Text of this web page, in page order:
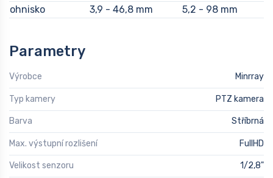
ohnisko 3,9 - 46,8 mm 5,2 - 98 mm
Parametry
Výrobce Minrray
Typ kamery PTZ kamera
Barva Stříbrná
Max. výstupní rozlišení FullHD
Velikost senzoru 1/2,8"